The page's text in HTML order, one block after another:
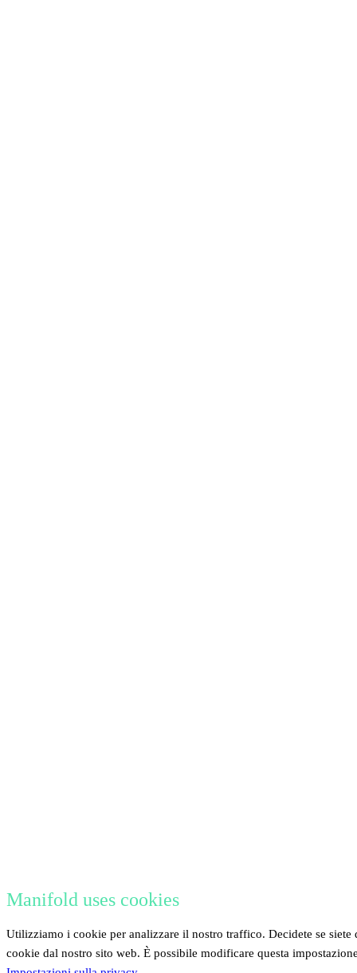
Manifold uses cookies
Utilizziamo i cookie per analizzare il nostro traffico. Decidete se siete
cookie dal nostro sito web. È possibile modificare questa